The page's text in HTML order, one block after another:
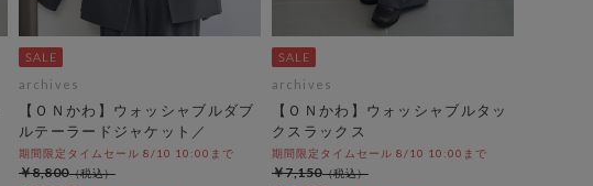
archives
【ＯＮかわ】ウォッシャブルダブ
ルテーラードジャケット／
期間限定タイムセール 8/10 10:00まで
￥8,800
archives
【ＯＮかわ】ウォッシャブルタッ
クスラックス
期間限定タイムセール 8/10 10:00まで
￥7,150